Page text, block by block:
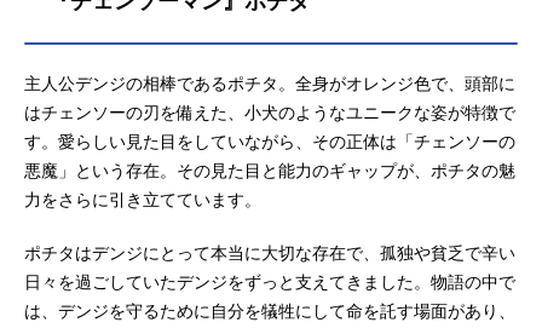
主人公デンジの相棒であるポチタ。全身がオレンジ色で、頭部に
はチェンソーの刃を備えた、小犬のようなユニークな姿が特徴で
す。愛らしい見た目をしていながら、その正体は「チェンソーの
悪魔」という存在。その見た目と能力のギャップが、ポチタの魅
力をさらに引き立てています。
ポチタはデンジにとって本当に大切な存在で、孤独や貧乏で辛い
日々を過ごしていたデンジをずっと支えてきました。物語の中で
は、デンジを守るために自分を犠牲にして命を託す場面があり、